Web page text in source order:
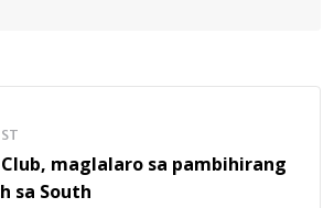
maglalaro sa pambihirang
sa South